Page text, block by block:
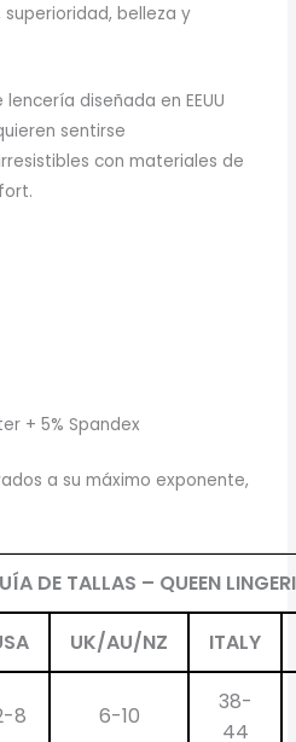
belleza y
diseñada en EEUU
sentirse
con materiales de
+ 5% Spandex
a su máximo exponente,
DE TALLAS – QUEEN
UK/AU/NZ ITALY
8 6-10
38-
44